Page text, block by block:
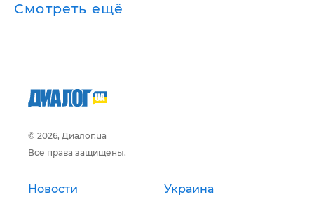
Смотреть ещё
© 2026, Диалог.ua
Все права защищены.
Новости Украина